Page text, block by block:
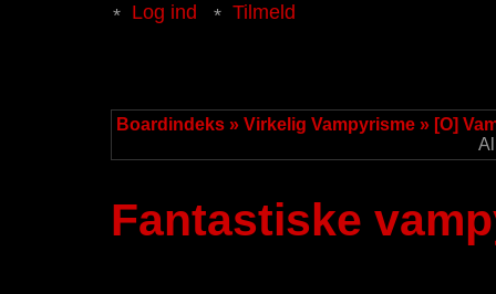
Log ind Tilmeld
Boardindeks » Virkelig Vampyrisme » [O]
Fantastiske